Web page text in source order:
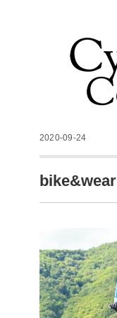
2020-09-24
bike&wear